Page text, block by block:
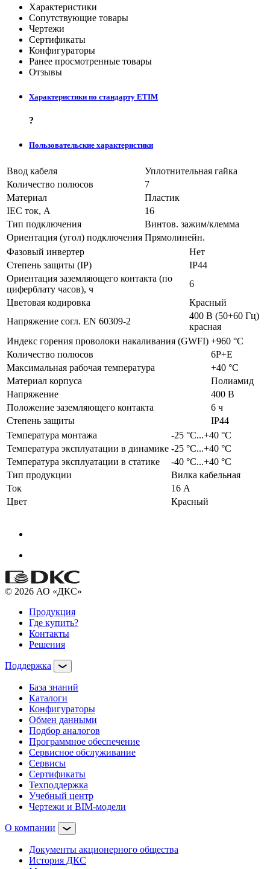
Характеристики
Сопутствующие товары
Чертежи
Сертификаты
Конфигураторы
Ранее просмотренные товары
Отзывы
Характеристики по стандарту ETIM
?
Пользовательские характеристики
Ввод кабеля
Уплотнительная гайка
Количество полюсов
7
Материал
Пластик
IEC ток, А
16
Тип подключения
Винтов. зажим/клемма
Ориентация (угол) подключения Прямолинейн.
Фазовый инвертер
Нет
Степень защиты (IP)
IP44
Ориентация заземляющего контакта (по
циферблату часов), ч
6
Цветовая кодировка
Красный
Напряжение согл. EN 60309-2
400 В (50+60 Гц)
красная
Индекс горения проволоки накаливания (GWFI) +960 °С
Количество полюсов
6P+E
Максимальная рабочая температура
+40 °С
Материал корпуса
Полиамид
Напряжение
400 В
Положение заземляющего контакта
6 ч
Степень защиты
IP44
Температура монтажа
-25 °С...+40 °С
Температура эксплуатации в динамике -25 °С...+40 °С
Температура эксплуатации в статике
-40 °С...+40 °С
Тип продукции
Вилка кабельная
Ток
16 А
Цвет
Красный
© 2026 АО «ДКС»
Продукция
Где купить?
Контакты
Решения
Поддержка
База знаний
Каталоги
Конфигураторы
Обмен данными
Подбор аналогов
Программное обеспечение
Сервисное обслуживание
Сервисы
Сертификаты
Техподдержка
Учебный центр
Чертежи и BIM-модели
О компании
Документы акционерного общества
История ДКС